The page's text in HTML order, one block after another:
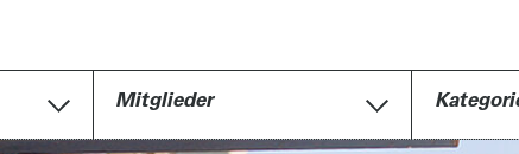
Mitglieder